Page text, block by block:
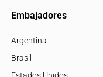
Embajadores
Argentina
Brasil
Estados Unidos